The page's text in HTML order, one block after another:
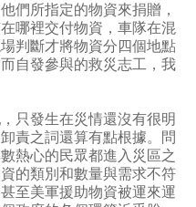
們所指定的物資來捐贈，
哪裡交付物資，車隊在混
判斷才將物資分四個地點
自發參與的救災志工，我
只發生在災情還沒有很明
責之詞還算有點根據。問
熱心的民眾都進入災區之
的類別和數量與需求不符
至美軍援助物資被運來運